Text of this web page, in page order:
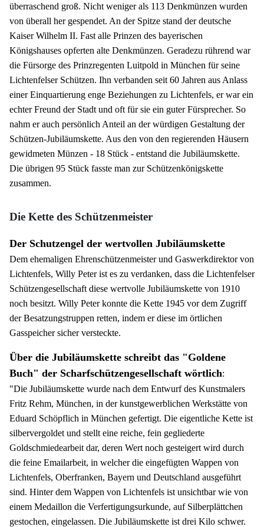
überraschend groß. Nicht weniger als 113 Denkmünzen wurden
von überall her gespendet. An der Spitze stand der deutsche
Kaiser Wilhelm II. Fast alle Prinzen des bayerischen
Königshauses opferten alte Denkmünzen. Geradezu rührend war
die Fürsorge des Prinzregenten Luitpold in München für seine
Lichtenfelser Schützen. Ihn verbanden seit 60 Jahren aus Anlass
einer Einquartierung enge Beziehungen zu Lichtenfels, er war ein
echter Freund der Stadt und oft für sie ein guter Fürsprecher. So
nahm er auch persönlich Anteil an der würdigen Gestaltung der
Schützen-Jubiläumskette. Aus den von den regierenden Häusern
gewidmeten Münzen - 18 Stück - entstand die Jubiläumskette.
Die übrigen 95 Stück fasste man zur Schützenkönigskette
zusammen.
Die Kette des Schützenmeister
Der Schutzengel der wertvollen Jubiläumskette
Dem ehemaligen Ehrenschützenmeister und Gaswerkdirektor von
Lichtenfels, Willy Peter ist es zu verdanken, dass die Lichtenfelser
Schützengesellschaft diese wertvolle Jubiläumskette von 1910
noch besitzt. Willy Peter konnte die Kette 1945 vor dem Zugriff
der Besatzungstruppen retten, indem er diese im örtlichen
Gasspeicher sicher versteckte.
Über die Jubiläumskette schreibt das "Goldene
Buch" der Scharfschützengesellschaft wörtlich:
"Die Jubiläumskette wurde nach dem Entwurf des Kunstmalers
Fritz Rehm, München, in der kunstgewerblichen Werkstätte von
Eduard Schöpflich in München gefertigt. Die eigentliche Kette ist
silbervergoldet und stellt eine reiche, fein gegliederte
Goldschmiedearbeit dar, deren Wert noch gesteigert wird durch
die feine Emailarbeit, in welcher die eingefügten Wappen von
Lichtenfels, Oberfranken, Bayern und Deutschland ausgeführt
sind. Hinter dem Wappen von Lichtenfels ist unsichtbar wie von
einem Medaillon die Verfertigungsurkunde, auf Silberplättchen
gestochen, eingelassen. Die Jubiläumskette ist drei Kilo schwer.